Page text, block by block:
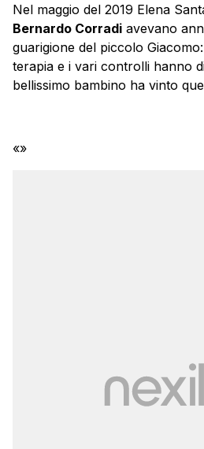
Nel maggio del 2019 Elena
Bernardo Corradi avevano
guarigione del piccolo
terapia e i vari controlli hanno
bellissimo bambino ha vinto
«»